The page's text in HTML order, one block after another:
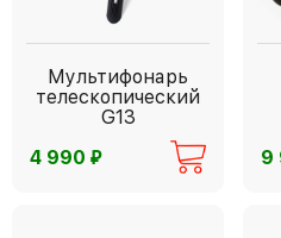
Мультифонарь
телескопический
G13
4 990 ⃏
9